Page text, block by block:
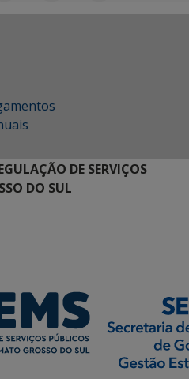
DE SERVIÇOS
DO SUL